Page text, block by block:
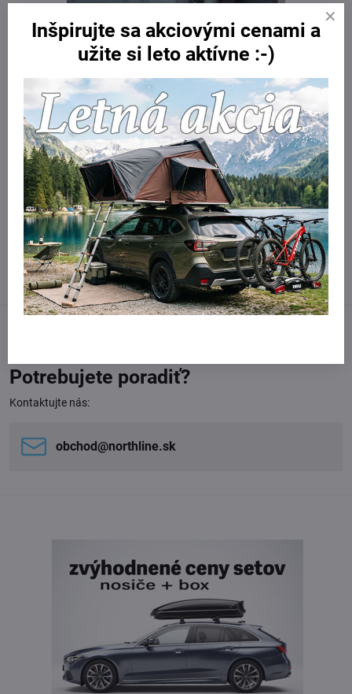
Možno prať pri teplote 30 °C.
Určené pre modely cyklovozíkov Thule prvej a druhej generácie pre
jedno dieťa:
Thule Chariot Sport
Thule Chariot Cross
Thule Chariot Lite
Viac z kategórie
Detské cyklovozíky Príslušenstvo k Thule Chariot
Potrebujete poradiť?
Kontaktujte nás:
obchod​@northline​.sk
Inšpirujte sa akciovými cenami a
užite si leto aktívne :-)